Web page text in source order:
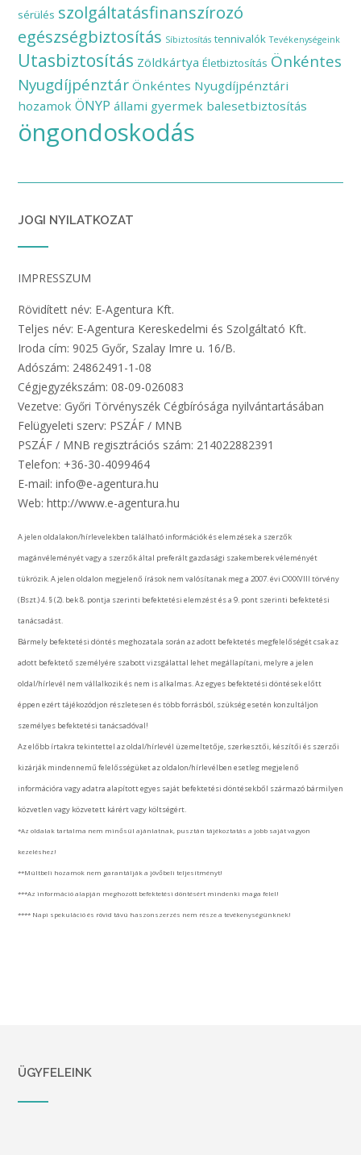
sérülés szolgáltatásfinanszírozó
egészségbiztosítás Síbiztosítás tennivalók Tevékenységeink
Utasbiztosítás Zöldkártya Életbiztosítás Önkéntes
Nyugdíjpénztár Önkéntes Nyugdíjpénztári
hozamok ÖNYP állami gyermek balesetbiztosítás
öngondoskodás
JOGI NYILATKOZAT
IMPRESSZUM
Rövidített név: E-Agentura Kft.
Teljes név: E-Agentura Kereskedelmi és Szolgáltató Kft.
Iroda cím: 9025 Győr, Szalay Imre u. 16/B.
Adószám: 24862491-1-08
Cégjegyzékszám: 08-09-026083
Vezetve: Győri Törvényszék Cégbírósága nyilvántartásában
Felügyeleti szerv: PSZÁF / MNB
PSZÁF / MNB regisztrációs szám: 214022882391
Telefon: +36-30-4099464
E-mail: info@e-agentura.hu
Web: http://www.e-agentura.hu
A jelen oldalakon/hírlevelekben található információk és elemzések a szerzők
magánvéleményét vagy a szerzők által preferált gazdasági szakemberek véleményét
tükrözik. A jelen oldalon megjelenő írások nem valósítanak meg a 2007. évi CXXXVIII törvény
(Bszt.) 4. § (2). bek 8. pontja szerinti befektetési elemzést és a 9. pont szerinti befektetési
tanácsadást.
Bármely befektetési döntés meghozatala során az adott befektetés megfelelőségét csak az
adott befektető személyére szabott vizsgálattal lehet megállapítani, melyre a jelen
oldal/hírlevél nem vállalkozik és nem is alkalmas. Az egyes befektetési döntések előtt
éppen ezért tájékozódjon részletesen és több forrásból, szükség esetén konzultáljon
személyes befektetési tanácsadóval!
Az előbb írtakra tekintettel az oldal/hírlevél üzemeltetője, szerkesztői, készítői és szerzői
kizárják mindennemű felelősségüket az oldalon/hírlevélben esetleg megjelenő
információra vagy adatra alapított egyes saját befektetési döntésekből származó bármilyen
közvetlen vagy közvetett kárért vagy költségért.
*Az oldalak tartalma nem minősül ajánlatnak, pusztán tájékoztatás a jobb saját vagyon
kezeléshez!
**Múltbeli hozamok nem garantálják a jövőbeli teljesítményt!
***Az információ alapján meghozott befektetési döntésért mindenki maga felel!
**** Napi spekuláció és rövid távú haszonszerzés nem része a tevékenységünknek!
ÜGYFELEINK